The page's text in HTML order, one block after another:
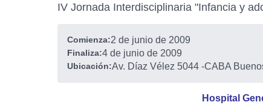
IV Jornada Interdisciplinaria "Infancia y
Comienza:2 de junio de 2009
Finaliza:4 de junio de 2009
Ubicación:Av. Díaz Vélez 5044 -CABA
Hospital